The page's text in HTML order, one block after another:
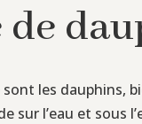
les dauphins,
l’eau et sous